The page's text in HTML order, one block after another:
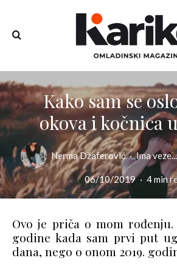
Kako sam se
okova i kočnica
Nerma Džaferović · Ima veze...
06/10/2019 · 4 min
Ovo je priča o mom rođenju.
godine kada sam prvi put
dana, nego o onom 2019.